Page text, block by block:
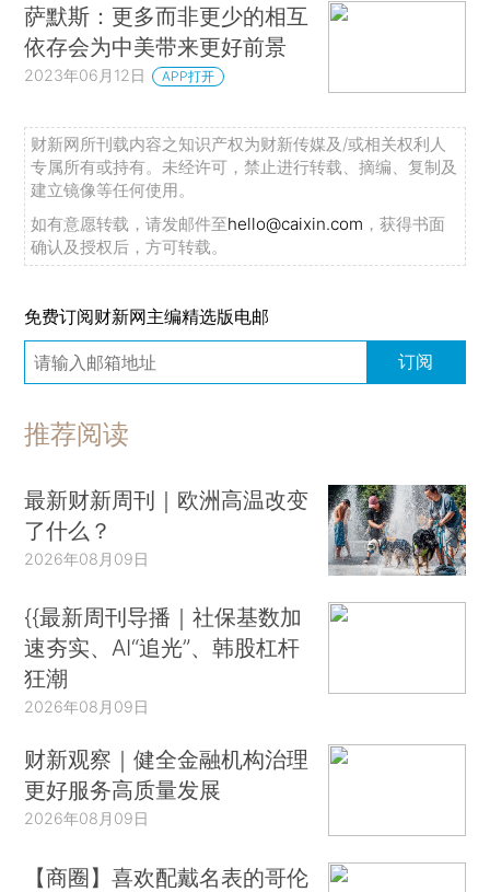
萨默斯：更多而非更少的相互
依存会为中美带来更好前景
2023年06月12日 APP打开
财新网所刊载内容之知识产权为财新传媒及/或相关权利人
专属所有或持有。未经许可，禁止进行转载、摘编、复制及
建立镜像等任何使用。
如有意愿转载，请发邮件至hello@caixin.com ，获得书面
确认及授权后，方可转载。
免费订阅财新网主编精选版电邮
订阅
推荐阅读
最新财新周刊｜欧洲高温改变
了什么？
2026年08月09日
{{最新周刊导播｜社保基数加
速夯实、AI“追光”、韩股杠杆
狂潮
2026年08月09日
财新观察｜健全金融机构治理
更好服务高质量发展
2026年08月09日
【商圈】喜欢配戴名表的哥伦